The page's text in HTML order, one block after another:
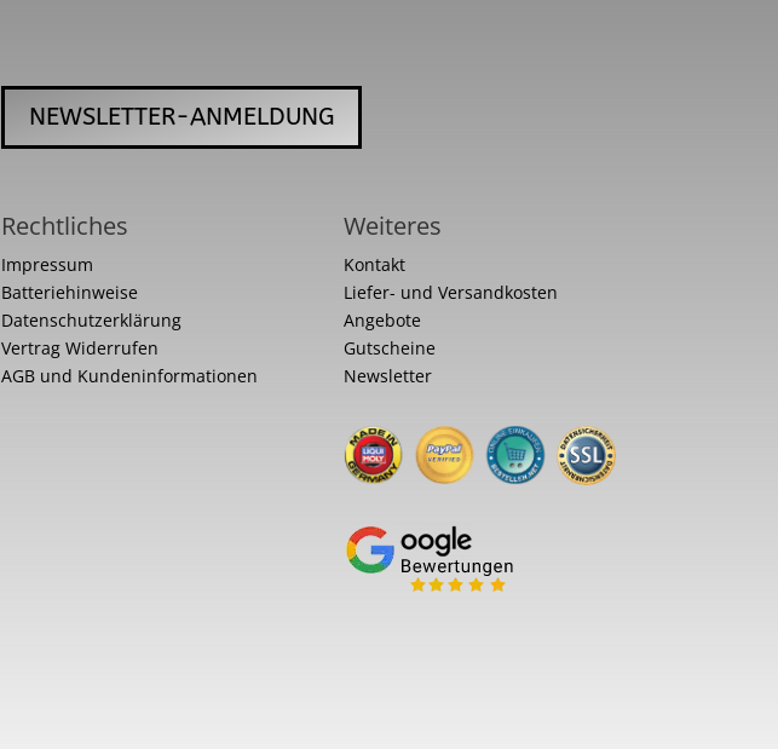
NEWSLETTER-ANMELDUNG
Rechtliches
Impressum
Batteriehinweise
Datenschutzerklärung
Vertrag Widerrufen
AGB und Kundeninformationen
Weiteres
Kontakt
Liefer- und Versandkosten
Angebote
Gutscheine
Newsletter